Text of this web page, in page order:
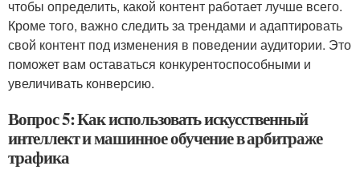
чтобы определить, какой контент работает лучше всего.
Кроме того, важно следить за трендами и адаптировать
свой контент под изменения в поведении аудитории. Это
поможет вам оставаться конкурентоспособными и
увеличивать конверсию.
Вопрос 5: Как использовать искусственный
интеллект и машинное обучение в арбитраже
трафика